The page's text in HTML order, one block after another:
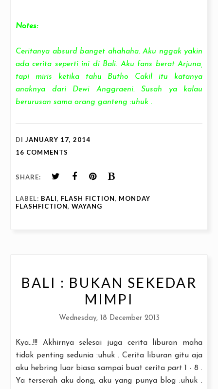
Notes:
Ceritanya absurd banget ahahaha. Aku nggak yakin
ada cerita seperti ini di Bali. Aku fans berat Arjuna,
tapi miris ketika tahu Butho Cakil itu katanya
anaknya dari Dewi Anggraeni. Susah ya kalau
berurusan sama orang ganteng :uhuk .
DI JANUARY 17, 2014
16 COMMENTS
SHARE:
LABEL: BALI, FLASH FICTION, MONDAY
FLASHFICTION, WAYANG
BALI : BUKAN SEKEDAR
MIMPI
Wednesday, 18 December 2013
Kya...!!! Akhirnya selesai juga cerita liburan maha
tidak penting sedunia :uhuk . Cerita liburan gitu aja
aku hebring luar biasa sampai buat cerita part 1 - 8 .
Ya terserah aku dong, aku yang punya blog :uhuk .